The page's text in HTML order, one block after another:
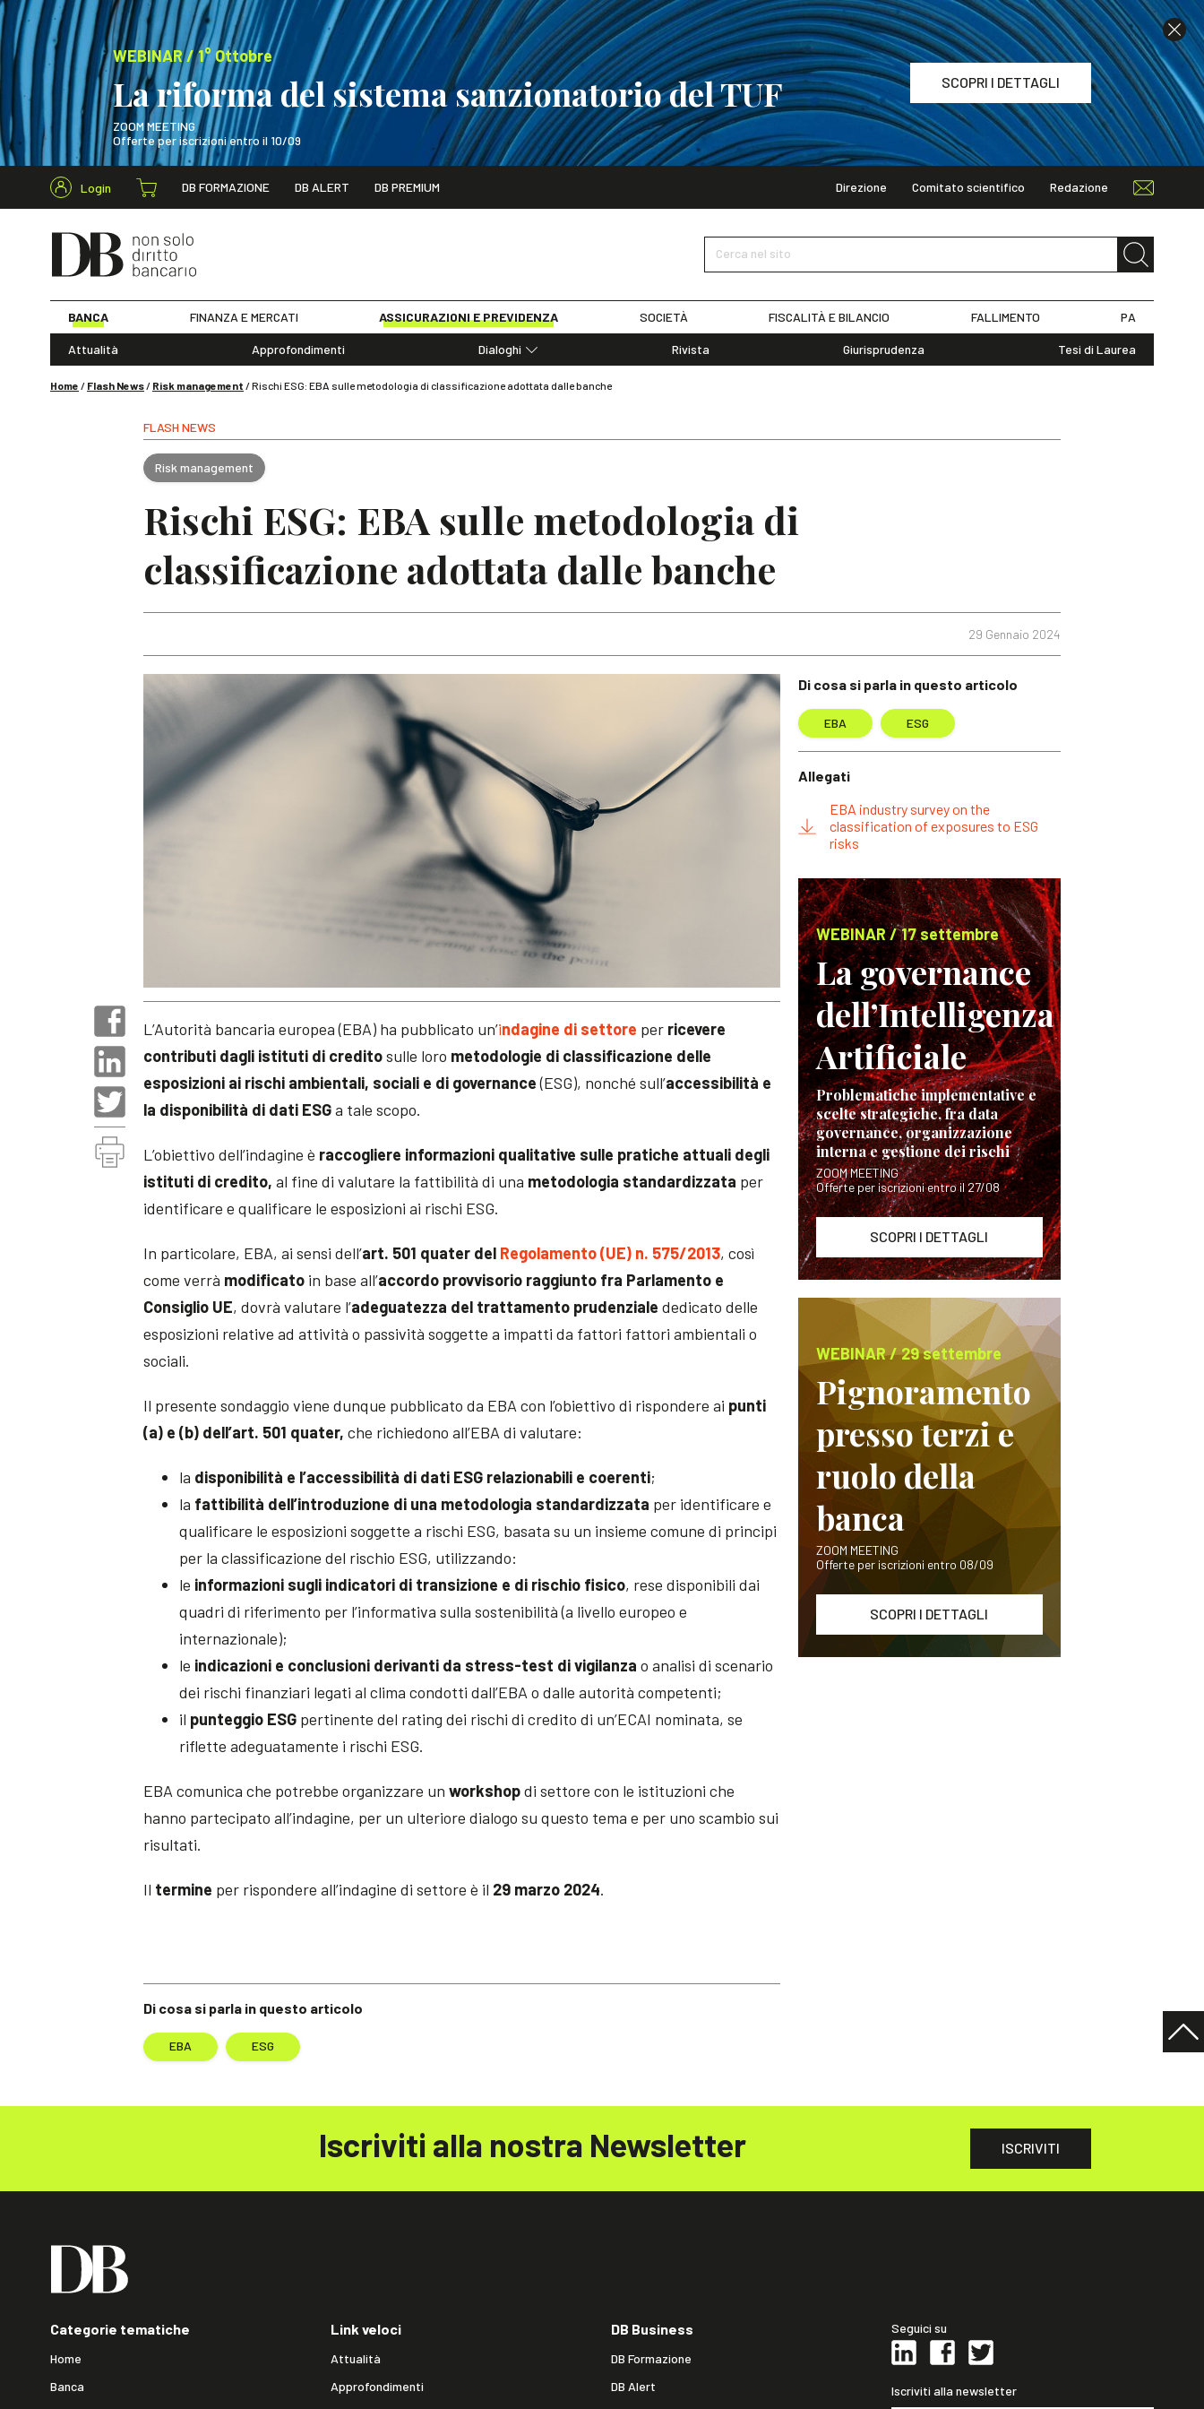
WEBINAR / 1° Ottobre
La riforma del sistema sanzionatorio del TUF
ZOOM MEETING
Offerte per iscrizioni entro il 10/09
SCOPRI I DETTAGLI
WEBINAR / 1° Ottobre
Login DB FORMAZIONE DB ALERT DB PREMIUM Direzione Comitato scientifico Redazione
Cerca nel sito
BANCA FINANZA E MERCATI ASSICURAZIONI E PREVIDENZA SOCIETÀ FISCALITÀ E BILANCIO FALLIMENTO PA
Attualità Approfondimenti
Dialoghi
Rivista Giurisprudenza Tesi di Laurea
Home / Flash News/ Risk management /Rischi ESG: EBA sulle metodologia di classificazione adottata dalle banche
FLASH NEWS
Risk management
Rischi ESG: EBA sulle metodologia di
classificazione adottata dalle banche
29 Gennaio 2024
Di cosa si parla in questo articolo
EBA ESG
L’Autorità bancaria europea (EBA) ha pubblicato un’indagine di settore per ricevere
contributi dagli istituti di creditosulle loro metodologie di classificazione delle
esposizioni ai rischi ambientali, sociali e di governance(ESG), nonché sull’accessibilità e
la disponibilità di dati ESGa tale scopo.
L’obiettivo dell’indagine è raccogliere informazioni qualitative sulle pratiche attuali degli
istituti di credito,al fine di valutare la fattibilità di una metodologia standardizzata per
identificare e qualificare le esposizioni ai rischi ESG.
In particolare, EBA, ai sensi dell’art. 501 quater del Regolamento (UE) n. 575/2013, così
come verrà modificato in base all’accordo provvisorio raggiunto fra Parlamento e
Consiglio UE, dovrà valutare l’adeguatezza del trattamento prudenziale dedicato delle
esposizioni relative ad attività o passività soggette a impatti da fattori fattori ambientali o
sociali.
Il presente sondaggio viene dunque pubblicato da EBA con l’obiettivo di rispondere ai punti
(a) e (b) dell’art. 501 quater, che richiedono all’EBA di valutare:
la disponibilità e l’accessibilità di dati ESG relazionabili e coerenti;
la fattibilità dell’introduzione di una metodologia standardizzata per identificare e
qualificare le esposizioni soggette a rischi ESG, basata su un insieme comune di principi
per la classificazione del rischio ESG, utilizzando:
le informazioni sugli indicatori di transizione e di rischio fisico, rese disponibili dai
quadri di riferimento per l’informativa sulla sostenibilità (a livello europeo e
internazionale);
le indicazioni e conclusioni derivanti da stress-test di vigilanza o analisi di scenario
dei rischi finanziari legati al clima condotti dall’EBA o dalle autorità competenti;
il punteggio ESG pertinente del rating dei rischi di credito di un’ECAI nominata, se
riflette adeguatamente i rischi ESG.
EBA comunica che potrebbe organizzare unworkshopdi settore con le istituzioni che
hanno partecipato all’indagine, per un ulteriore dialogo su questo tema e per uno scambio sui
risultati.
Il termine per rispondere all’indagine di settore è il 29 marzo 2024.
Di cosa si parla in questo articolo
EBA ESG
Allegati
EBA industry survey on the
classification of exposures to ESG
risks
WEBINAR / 17 settembre
La governance
dell’Intelligenza
Artificiale
Problematiche implementative e
scelte strategiche, fra data
governance, organizzazione
interna e gestione dei rischi
ZOOM MEETING
Offerte per iscrizioni entro il 27/08
SCOPRI I DETTAGLI
WEBINAR / 29 settembre
Pignoramento
presso terzi e
ruolo della
banca
ZOOM MEETING
Offerte per iscrizioni entro 08/09
SCOPRI I DETTAGLI
Iscriviti alla nostra Newsletter ISCRIVITI
Categorie tematiche
Home
Banca
Link veloci
Attualità
Approfondimenti
DB Business
DB Formazione
DB Alert
Seguici su
Iscriviti alla newsletter